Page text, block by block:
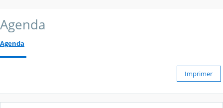
Agenda
Agenda
Imprimer